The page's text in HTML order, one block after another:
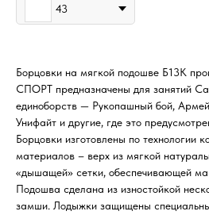
43
Борцовки на мягкой подошве Б13К
СПОРТ предназначены для занятий
единоборств — Рукопашный бой,
Унифайт и другие, где это
Борцовки изготовлены по технологии
материалов – верх из мягкой
«дышащей» сетки, обеспечивающей
Подошва сделана из изностойкой
замши. Лодыжки защищены